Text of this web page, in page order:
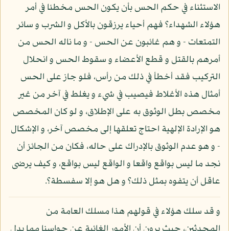
الاستثناء في حكم الحس بأن يكون الحس مخطئا في أمر
هؤلاء الشهداء؟ فهم أحياء يرزقون بالأكل و الشرب و سائر
التمتعات - و هم غائبون عن الحس - و ما ناله الحس من
أمرهم بالقتل و قطع الأعضاء و سقوط الحس و انحلال
التركيب فقد أخطأ في ذلك من رأس، فلو جاز على الحس
أمثال هذه الأغلاط فيصيب في شيء و يغلط في آخر من غير
مخصص بطل الوثوق به على الإطلاق، و لو كان المخصص
هو الإرادة الإلهية احتاج تعلقها إلى مخصص آخر، و الإشكال
- و هو عدم الوثوق بالإدراك على حاله، فكان من الجائز أن
نجد ما ليس بواقع واقعا و الواقع ليس بواقع، و كيف يرضى
عاقل أن يتفوه بمثل ذلك؟ و هل هو إلا سفسطة؟.
و قد سلك هؤلاء في قولهم هذا مسلك العامة من